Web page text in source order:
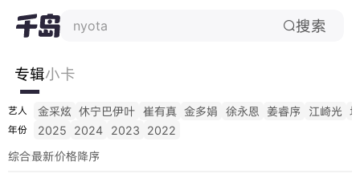
nyota 搜索
专辑小卡
艺人 金采炫 休宁巴伊叶 崔有真 金多娟 徐永恩 姜睿序 江崎光
年份 2025 2024 2023
2022
综合最新价格降序